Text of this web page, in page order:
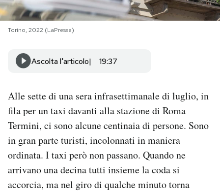
SHOP
CALENDARIO
Area Personale
Newsletter
Regala il Post
Hai bisogno di aiuto?
Esci
Torino, 2022 (LaPresse)
Ascolta l'articolo 19:37
Alle sette di una sera infrasettimanale di luglio, in
fila per un taxi davanti alla stazione di Roma
Termini, ci sono alcune centinaia di persone. Sono
in gran parte turisti, incolonnati in maniera
ordinata. I taxi però non passano. Quando ne
arrivano una decina tutti insieme la coda si
accorcia, ma nel giro di qualche minuto torna